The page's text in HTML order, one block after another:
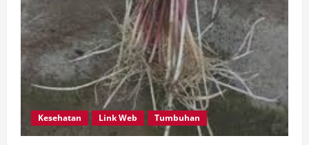
Kesehatan Link Web Tumbuhan